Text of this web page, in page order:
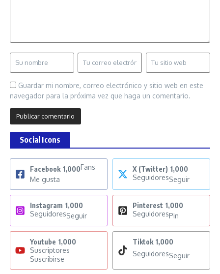
Guardar mi nombre, correo electrónico y sitio web en este
navegador para la próxima vez que haga un comentario.
Social Icons
Facebook 1,000Fans
Me gusta
X (Twitter) 1,000
SeguidoresSeguir
Instagram 1,000
SeguidoresSeguir
Pinterest 1,000
SeguidoresPin
Youtube 1,000
Suscriptores
Suscribirse
Tiktok 1,000
SeguidoresSeguir